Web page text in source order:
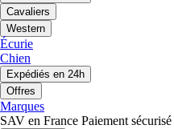
Cavaliers
Western
Écurie
Chien
Expédiés en 24h
Offres
Marques
SAV en France Paiement sécurisé